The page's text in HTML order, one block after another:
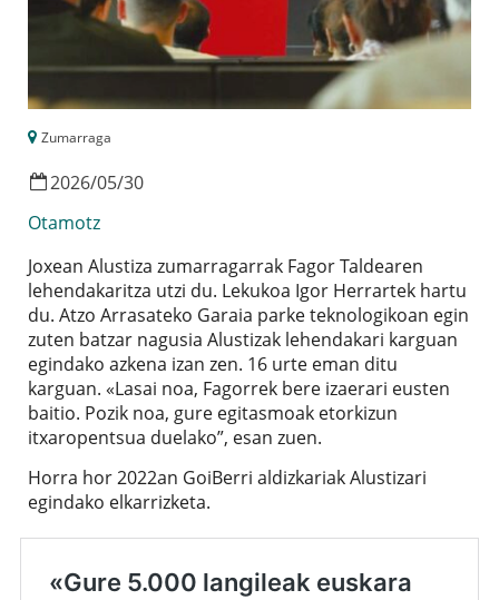
Zumarraga
2026/05/30
Otamotz
Joxean Alustiza zumarragarrak Fagor Taldearen
lehendakaritza utzi du. Lekukoa Igor Herrartek hartu
du. Atzo Arrasateko Garaia parke teknologikoan egin
zuten batzar nagusia Alustizak lehendakari karguan
egindako azkena izan zen. 16 urte eman ditu
karguan. «Lasai noa, Fagorrek bere izaerari eusten
baitio. Pozik noa, gure egitasmoak etorkizun
itxaropentsua duelako”, esan zuen.
Horra hor 2022an GoiBerri aldizkariak Alustizari
egindako elkarrizketa.